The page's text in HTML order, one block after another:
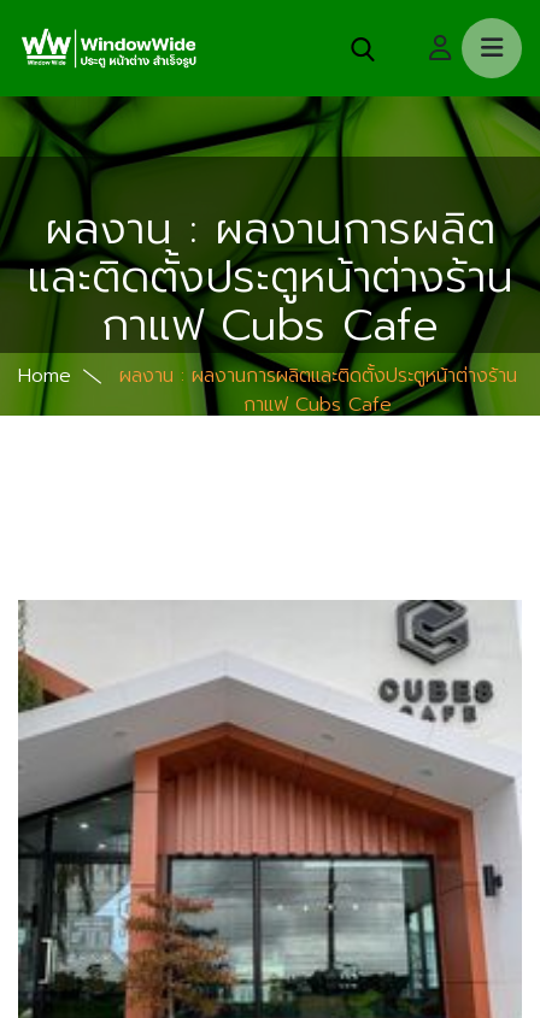
ผลงาน : ผลงานการผลิต
และติดตั้งประตูหน้าต่างร้าน
กาแฟ Cubs Cafe
Home
ผลงาน : ผลงานการผลิตและติดตั้งประตูหน้าต่างร้าน
กาแฟ Cubs Cafe